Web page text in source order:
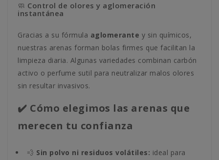
🧼 Control de olores y aglomeración
instantánea
Gracias a su fórmula aglomerante y sin químicos,
nuestras arenas forman bolas firmes que facilitan la
limpieza diaria. Algunas variedades combinan carbón
activo o perfume sutil para neutralizar malos olores
sin resultar invasivos.
✔️ Cómo elegimos las arenas que
merecen tu confianza
💨 Sin polvo ni residuos volátiles: ideal para